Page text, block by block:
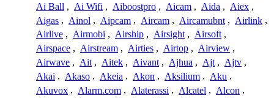
Ai Ball , Ai Wifi , Aiboostpro , Aicam , Aida , Aiex ,
Aigas , Ainol , Aipcam , Aircam , Aircamubnt , Airlink ,
Airlive , Airmobi , Airship , Airsight , Airsoft ,
Airspace , Airstream , Airties , Airtop , Airview ,
Airwave , Ait , Aitek , Aivant , Ajhua , Ajt , Ajtv ,
Akai , Akaso , Akeia , Akon , Aksilium , Aku ,
Akuvox , Alarm.com , Alaterassi , Alcatel , Alcon ,